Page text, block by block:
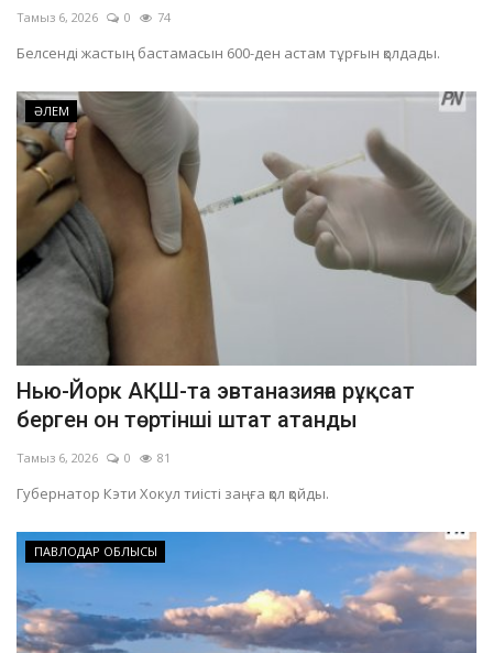
Тамыз 6, 2026 0 74
Белсенді жастың бастамасын 600-ден астам тұрғын қолдады.
ӘЛЕМ
Нью-Йорк АҚШ-та эвтаназияға рұқсат
берген он төртінші штат атанды
Тамыз 6, 2026 0 81
Губернатор Кэти Хокул тиісті заңға қол қойды.
ПАВЛОДАР ОБЛЫСЫ